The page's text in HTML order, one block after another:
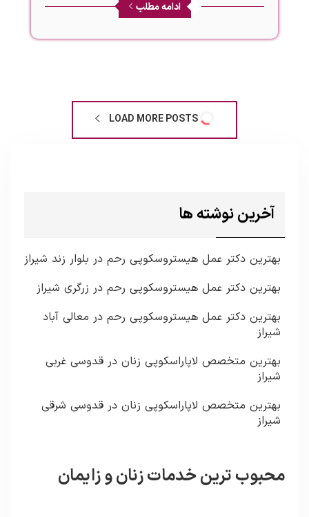
ادامه مطلب
آخرین نوشته ها
بهترین دکتر عمل هیستروسکوپی رحم در بلوار زند شیراز
بهترین دکتر عمل هیستروسکوپی رحم در زرگری شیراز
بهترین دکتر عمل هیستروسکوپی رحم در معالی آباد
شیراز
بهترین متخصص لاپاراسکوپی زنان در قدوسی غربی
شیراز
بهترین متخصص لاپاراسکوپی زنان در قدوسی شرقی
شیراز
محبوب ترین خدمات زنان و زایمان